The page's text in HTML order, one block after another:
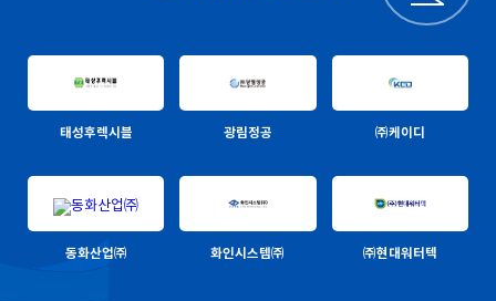
태성후렉시블 광림정공 ㈜케이디
동화산업㈜ 화인시스템㈜ ㈜현대워터텍